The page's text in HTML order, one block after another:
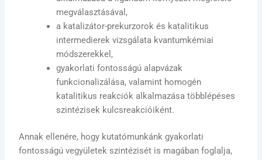
megválasztásával,
a katalizátor-prekurzorok és katalitikus
intermedierek vizsgálata kvantumkémiai
módszerekkel,
gyakorlati fontosságú alapvázak
funkcionalizálása, valamint homogén
katalitikus reakciók alkalmazása többlépéses
szintézisek kulcsreakcióiként.
Annak ellenére, hogy kutatómunkánk gyakorlati
fontosságú vegyületek szintézisét is magában foglalja,